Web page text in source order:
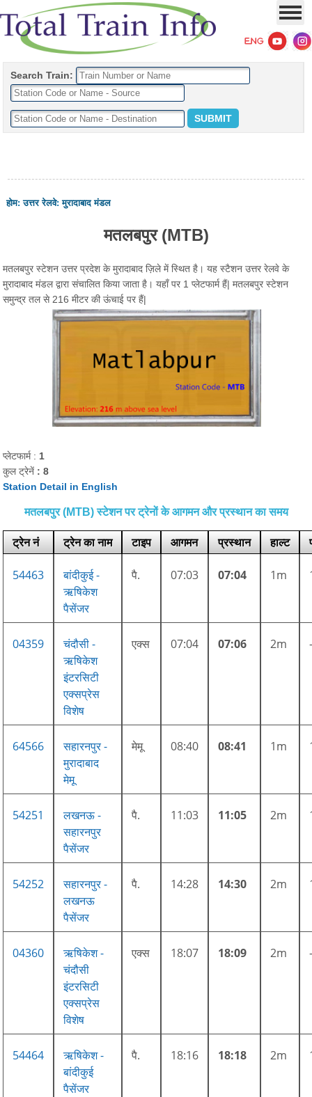
Search Train:
होम:उत्तर रेलवे:मुरादाबाद मंडल
मतलबपुर (MTB)
मतलबपुर स्टेशन उत्तर प्रदेश के मुरादाबाद ज़िले में स्थित है। यह स्टैशन उत्तर रेलवे के
मुरादाबाद मंडल द्वारा संचालित किया जाता है। यहाँ पर 1 प्लेटफार्म हैं| मतलबपुर स्टेशन
समुन्द्र तल से 216 मीटर की ऊंचाई पर हैं|
प्लेटफार्म : 1
कुल ट्रेनें : 8
Station Detail in English
मतलबपुर (MTB) स्टेशन पर ट्रेनों के आगमन और प्रस्थान का समय
ट्रेन नं ट्रेन का नाम टाइप आगमन प्रस्थान हाल्ट
54463
बांदीकुई -
ऋषिकेश
पैसेंजर
पै. 07:03 07:04 1m
04359
चंदौसी -
ऋषिकेश
इंटरसिटी
एक्सप्रेस
विशेष
एक्स 07:04 07:06 2m
64566
सहारनपुर -
मुरादाबाद
मेमू
मेमू 08:40 08:41 1m
54251
लखनऊ -
सहारनपुर
पैसेंजर
पै. 11:03 11:05 2m
54252
सहारनपुर -
लखनऊ
पैसेंजर
पै. 14:28 14:30 2m
04360
ऋषिकेश -
चंदौसी
इंटरसिटी
एक्सप्रेस
विशेष
एक्स 18:07 18:09 2m
54464
ऋषिकेश -
बांदीकुई
पैसेंजर
पै. 18:16 18:18 2m